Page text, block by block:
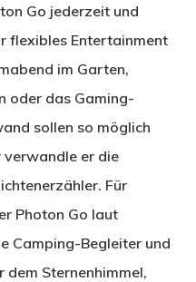
Go jederzeit und
flexibles Entertainment
im Garten,
oder das Gaming-
sollen so möglich
verwandle er die
Für
Photon Go laut
Camping-Begleiter und
Sternenhimmel,